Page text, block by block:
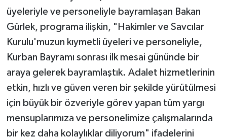
üyeleriyle ve personeliyle bayramlaşan Bakan
Gürlek, programa ilişkin, "Hakimler ve Savcılar
Kurulu'muzun kıymetli üyeleri ve personeliyle,
Kurban Bayramı sonrası ilk mesai gününde bir
araya gelerek bayramlaştık. Adalet hizmetlerinin
etkin, hızlı ve güven veren bir şekilde yürütülmesi
için büyük bir özveriyle görev yapan tüm yargı
mensuplarımıza ve personelimize çalışmalarında
bir kez daha kolaylıklar diliyorum" ifadelerini